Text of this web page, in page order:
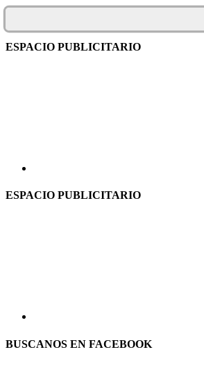
ESPACIO PUBLICITARIO
ESPACIO PUBLICITARIO
BUSCANOS EN FACEBOOK